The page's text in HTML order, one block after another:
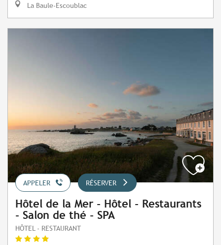
La Baule-Escoublac
APPELER RÉSERVER
Hôtel de la Mer - Hôtel - Restaurants
- Salon de thé - SPA
HÔTEL - RESTAURANT